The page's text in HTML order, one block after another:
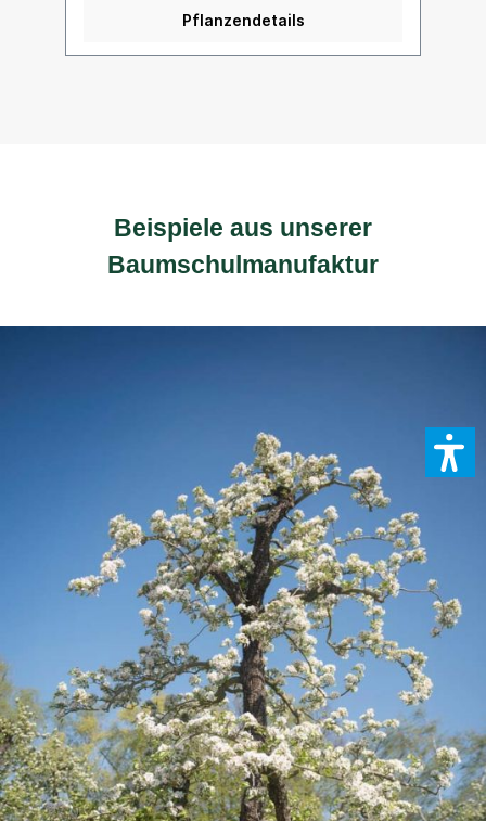
Pflanzendetails
Beispiele aus unserer
Baumschulmanufaktur